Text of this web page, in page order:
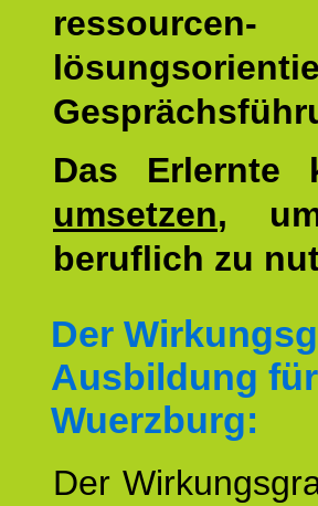
Das
umsetzen,
beruflich zu
Der
Ausbildung
Wuerzburg:
Der